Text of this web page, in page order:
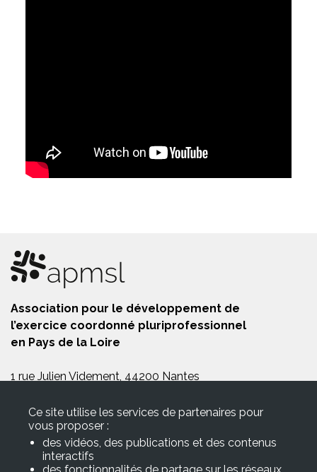
Association pour le développement de
l’exercice coordonné pluriprofessionnel
en Pays de la Loire
1 rue Julien Videment, 44200 Nantes
E-mail :contact@apmsl.fr
Inscrivez-vous à la newsletter
Email
Ce site utilise les services de partenaires pour
vous proposer :
des vidéos, des publications et des contenus
interactifs